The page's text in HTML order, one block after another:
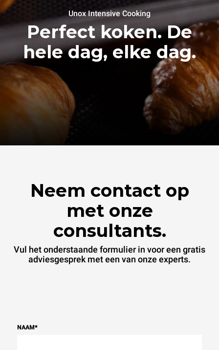
Unox Intensive Cooking
Perfect koken. De
hele dag, elke dag.
Neem contact op
met onze
consultants.
Vul het onderstaande formulier in voor een gratis
adviesgesprek met een van onze experts.
NAAM*